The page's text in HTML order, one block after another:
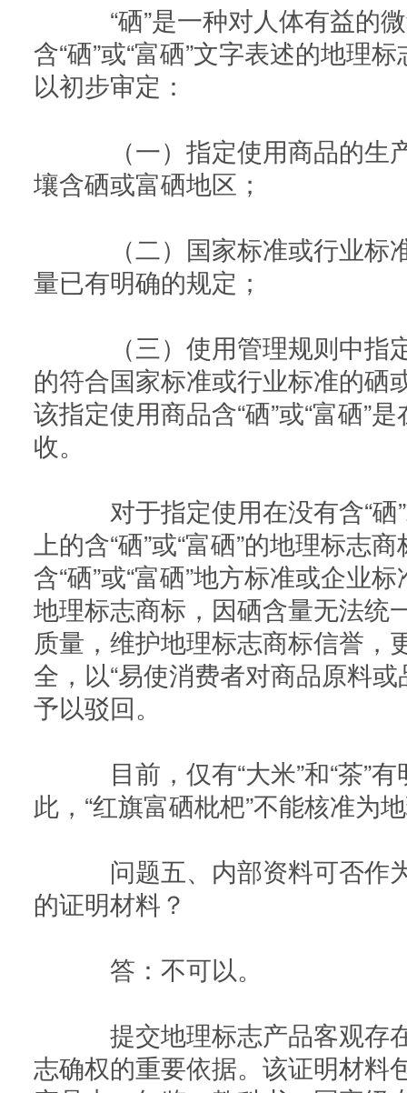
“硒”是一种对人体有益的
含“硒”或“富硒”文字表述的地理
以初步审定：
（一）指定使用商品的生
壤含硒或富硒地区；
（二）国家标准或行业标
量已有明确的规定；
（三）使用管理规则中指
的符合国家标准或行业标准的硒
该指定使用商品含“硒”或“富硒”
收。
对于指定使用在没有含“硒”
上的含“硒”或“富硒”的地理标志
含“硒”或“富硒”地方标准或企业
地理标志商标，因硒含量无法统
质量，维护地理标志商标信誉，
全，以“易使消费者对商品原料
予以驳回。
目前，仅有“大米”和“茶”有
此，“红旗富硒枇杷”不能核准为
问题五、内部资料可否作
的证明材料？
答：不可以。
提交地理标志产品客观存
志确权的重要依据。该证明材料